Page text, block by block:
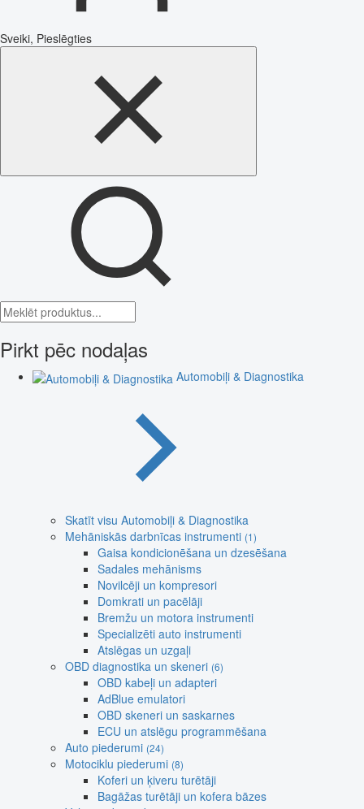
Sveiki, Pieslēgties
Pirkt pēc nodaļas
Automobiļi & Diagnostika
Skatīt visu Automobiļi & Diagnostika
Mehāniskās darbnīcas instrumenti (1)
Gaisa kondicionēšana un dzesēšana
Sadales mehānisms
Novilcēji un kompresori
Domkrati un pacēlāji
Bremžu un motora instrumenti
Specializēti auto instrumenti
Atslēgas un uzgaļi
OBD diagnostika un skeneri (6)
OBD kabeļi un adapteri
AdBlue emulatori
OBD skeneri un saskarnes
ECU un atslēgu programmēšana
Auto piederumi (24)
Motociklu piederumi (8)
Koferi un ķiveru turētāji
Bagāžas turētāji un kofera bāzes